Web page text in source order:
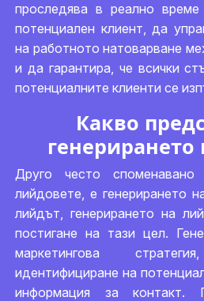
проследява в реално
потенциален клиент, да
на работното натоварване
и да гарантира, че всички
потенциалните клиенти се
Какво
генерирането
Друго често
лийдовете, е генерирането
лийдът, генерирането на
постигане на тази цел.
маркетингова
идентифициране на
информация за контакт.